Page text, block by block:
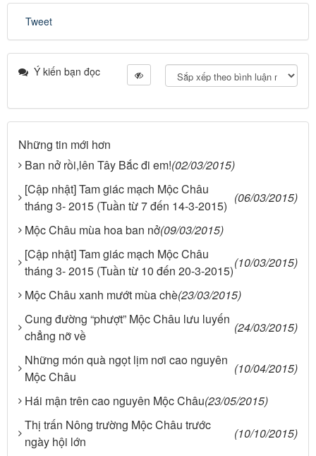
Tweet
Ý kiến bạn đọc
Những tin mới hơn
Ban nở rồi,lên Tây Bắc đi em!(02/03/2015)
[Cập nhật] Tam giác mạch Mộc Châu
tháng 3- 2015 (Tuần từ 7 đến 14-3-2015)
(06/03/2015)
Mộc Châu mùa hoa ban nở(09/03/2015)
[Cập nhật] Tam giác mạch Mộc Châu
tháng 3- 2015 (Tuần từ 10 đến 20-3-2015)
(10/03/2015)
Mộc Châu xanh mướt mùa chè(23/03/2015)
Cung đường “phượt” Mộc Châu lưu luyến
chẳng nỡ về
(24/03/2015)
Những món quà ngọt lịm nơi cao nguyên
Mộc Châu
(10/04/2015)
Hái mận trên cao nguyên Mộc Châu(23/05/2015)
Thị trấn Nông trường Mộc Châu trước
ngày hội lớn
(10/10/2015)